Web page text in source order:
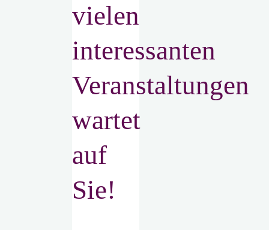
vielen
interessanten
Veranstaltungen
wartet
auf
Sie!